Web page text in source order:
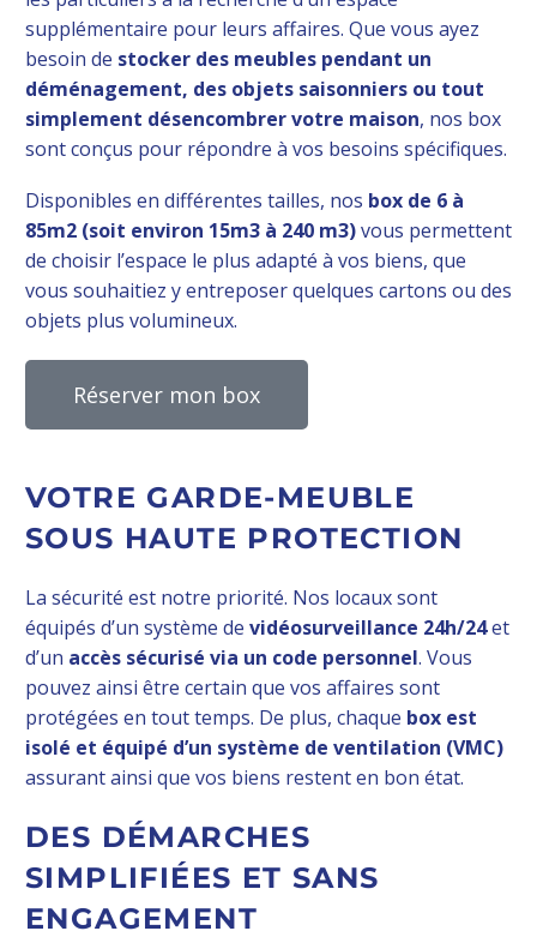
supplémentaire pour leurs affaires. Que vous ayez
besoin de stocker des meubles pendant un
déménagement, des objets saisonniers ou tout
simplement désencombrer votre maison, nos box
sont conçus pour répondre à vos besoins spécifiques.
Disponibles en différentes tailles, nos box de 6 à
85m2 (soit environ 15m3 à 240 m3)vous permettent
de choisir l’espace le plus adapté à vos biens, que
vous souhaitiez y entreposer quelques cartons ou des
objets plus volumineux.
Réserver mon box
VOTRE GARDE-MEUBLE
SOUS HAUTE PROTECTION
La sécurité est notre priorité. Nos locaux sont
équipés d’un système de vidéosurveillance 24h/24et
d’un accès sécurisé via un code personnel. Vous
pouvez ainsi être certain que vos affaires sont
protégées en tout temps. De plus, chaque box est
isolé et équipé d’un système de ventilation (VMC)
assurant ainsi que vos biens restent en bon état.
DES DÉMARCHES
SIMPLIFIÉES ET SANS
ENGAGEMENT